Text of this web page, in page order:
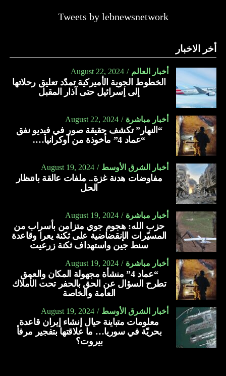
Tweets by lebnewsnetwork
أخر الاخبار
أخبار العالم August 22, 2024
الخطوط الجوية الأميركية تمدّد تعليق رحلاتها
إلى إسرائيل حتى آذار المقبل
أخبار مباشرة August 22, 2024
“النهار” تكشف حقيقة صور في فيديو نفق
“عماد 4” مأخوذة من أوكرانيا….
أخبار الشرق الأوسط August 19, 2024
مفاوضات هدنة غزة.. ملفات عالقة بانتظار
الحل
أخبار مباشرة August 19, 2024
حزب الله: هجوم جوي متزامن بأسراب من
المسيّرات الإنقضاضية على ثكنة يعرا وقاعدة
سنط جين واستهداف ثكنة زرعيت
أخبار مباشرة August 19, 2024
“عماد 4” منشأة مجهولة المكان والعمق
تطرح السؤال عن الحق بالحفر تحت الأملاك
العامة والخاصة
أخبار الشرق الأوسط August 19, 2024
معلومات متباينة حيال إنشاء إيران قاعدة
بحريّة في سوريا… ما علاقتها بتفجير مرفأ
بيروت؟